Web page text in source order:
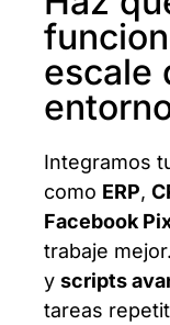
escale
Integramos
como ERP,
Facebook
trabaje
y scripts
tareas